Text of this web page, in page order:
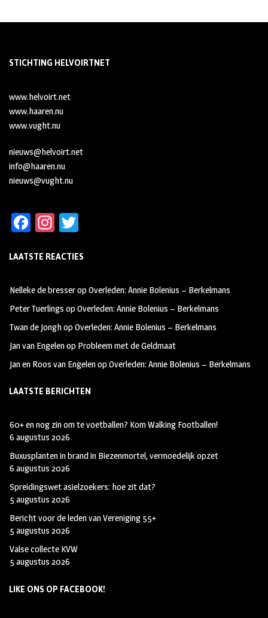
STICHTING HELVOIRTNET
www.helvoirt.net
www.haaren.nu
www.vught.nu
nieuws@helvoirt.net
info@haaren.nu
nieuws@vught.nu
Fa
b
oo
k
In
ag
m
tt
LAATSTE REACTIES
Nelleke de bresseropOverleden: Annie Bolenius – Berkelmans
Peter Tuerlings opOverleden: Annie Bolenius – Berkelmans
Twan de JonghopOverleden: Annie Bolenius – Berkelmans
Jan van Engelenop Probleem met de Geldmaat
Jan en Roos van EngelenopOverleden: Annie Bolenius – Berkelmans
LAATSTE BERICHTEN
60+ en nog zin om te voetballen? Kom Walking Footballen!
6 augustus 2026
Buxusplanten in brand in Biezenmortel, vermoedelijk opzet
6 augustus 2026
Spreidingswet asielzoekers: hoe zit dat?
5 augustus 2026
Bericht voor de leden van Vereniging 55+
5 augustus 2026
Valse collecte KVW
5 augustus 2026
LIKE ONS OP FACEBOOK!